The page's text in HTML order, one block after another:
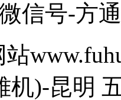
信号-方
站
机)-昆明